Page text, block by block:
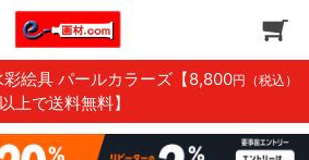
絵具 パールカラーズ 【8,800円（税込）
以上で送料無料】